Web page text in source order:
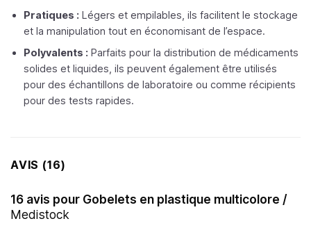
Pratiques : Légers et empilables, ils facilitent le stockage
et la manipulation tout en économisant de l’espace.
Polyvalents : Parfaits pour la distribution de médicaments
solides et liquides, ils peuvent également être utilisés
pour des échantillons de laboratoire ou comme récipients
pour des tests rapides.
AVIS (16)
16 avis pour Gobelets en plastique multicolore /
Medistock